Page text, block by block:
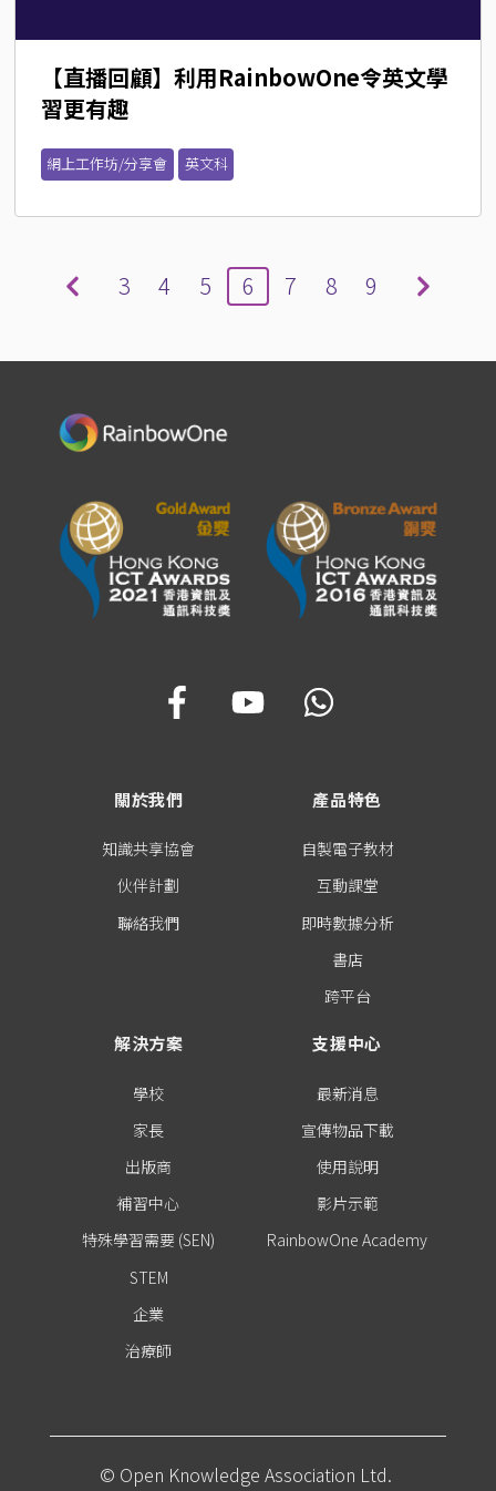
【直播回顧】利用RainbowOne令英文學
習更有趣
網上工作坊/分享會 英文科
3 4 5 6 7 8 9
關於我們
知識共享協會
伙伴計劃
聯絡我們
產品特色
自製電子教材
互動課堂
即時數據分析
書店
跨平台
解決方案
學校
家長
出版商
補習中心
特殊學習需要 (SEN)
STEM
企業
治療師
支援中心
最新消息
宣傳物品下載
使用說明
影片示範
RainbowOne Academy
© Open Knowledge Association Ltd.